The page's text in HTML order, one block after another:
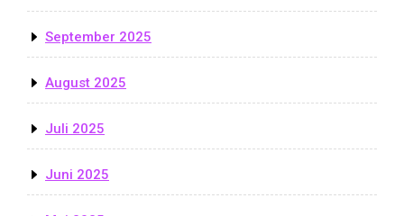
September 2025
August 2025
Juli 2025
Juni 2025